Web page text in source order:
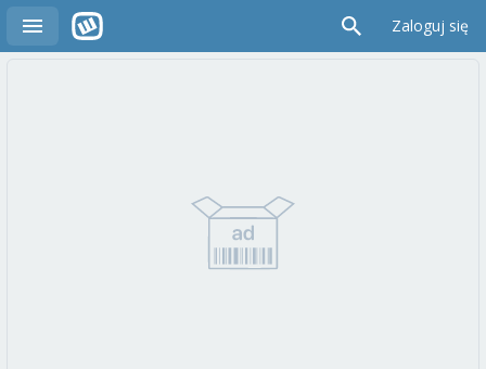
Zaloguj się